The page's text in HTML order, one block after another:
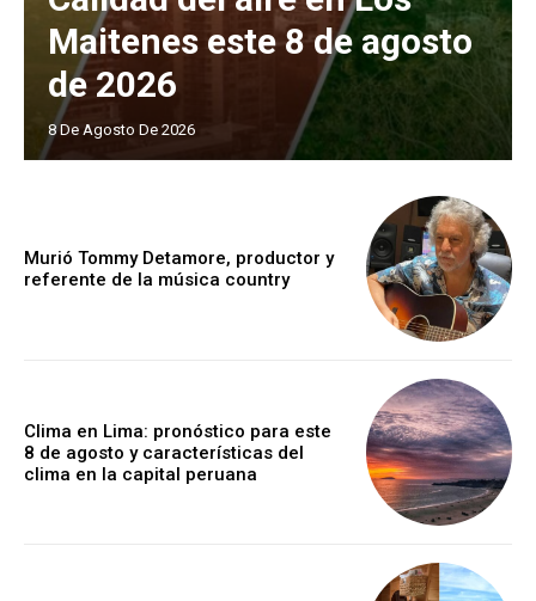
Maitenes este 8 de agosto
de 2026
8 De Agosto De 2026
Murió Tommy Detamore, productor y
referente de la música country
Clima en Lima: pronóstico para este
8 de agosto y características del
clima en la capital peruana